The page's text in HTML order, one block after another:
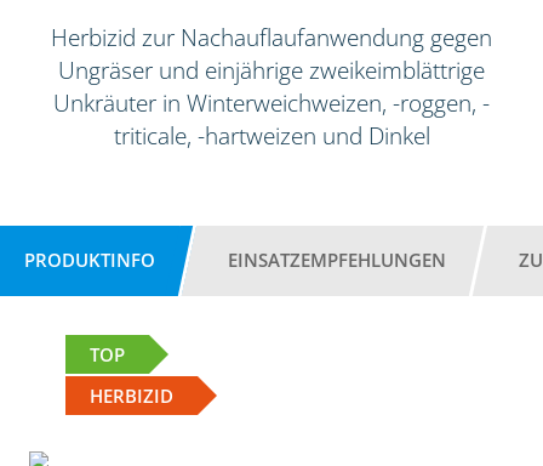
Herbizid zur Nachauflaufanwendung gegen
Ungräser und einjährige zweikeimblättrige
Unkräuter in Winterweichweizen, -roggen, -
triticale, -hartweizen und Dinkel
PRODUKTINFO EINSATZEMPFEHLUNGEN
TOP
HERBIZID